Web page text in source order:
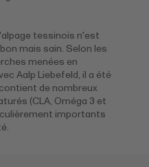
tessinois n'est
mais sain. Selon les
menées en
Aalp Liebefeld, il a été
de nombreux
(CLA, Oméga 3 et
importants